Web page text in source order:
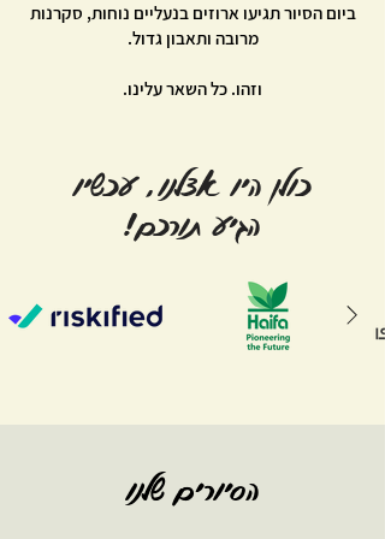
ביום הסיור תגיעו ארוזים בנעליים נוחות, סקרנות
מרובה ותאבון גדול.
וזהו. כל השאר עלינו.
כולן היו אצלנו, עכשיו
הגיע תורכם!
הסיורים שלנו